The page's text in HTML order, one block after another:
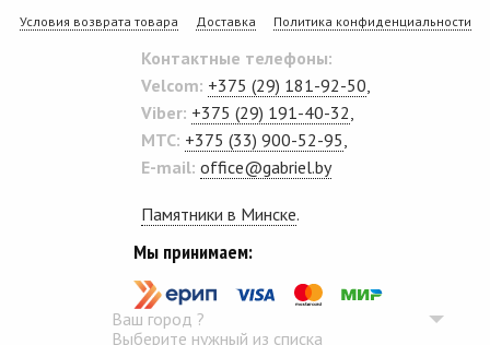
Условия возврата товара Доставка Политика конфиденциальности
Контактные телефоны:
Velcom: +375 (29) 181-92-50
Viber: +375 (29) 191-40-32
MTC: +375 (33) 900-52-95
E-mail: office@gabriel.by
Памятники в Минске.
Мы принимаем:
Ваш город ?
Выберите нужный из списка